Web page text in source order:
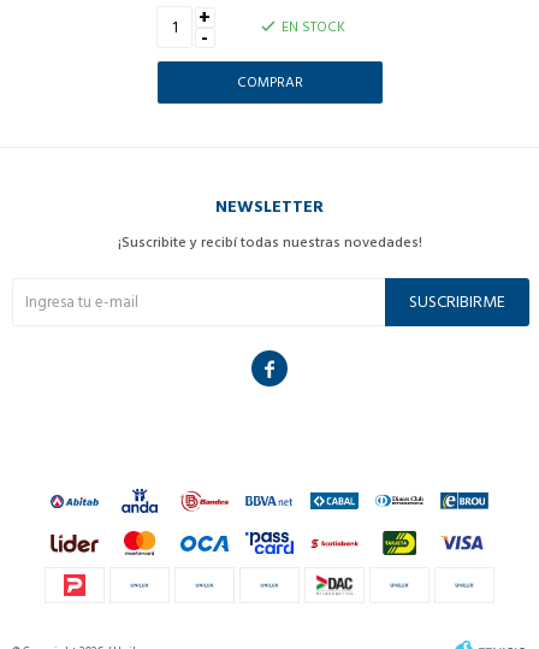
+
- EN STOCK
NEWSLETTER
¡Suscribite y recibí todas nuestras novedades!
SUSCRIBIRME
